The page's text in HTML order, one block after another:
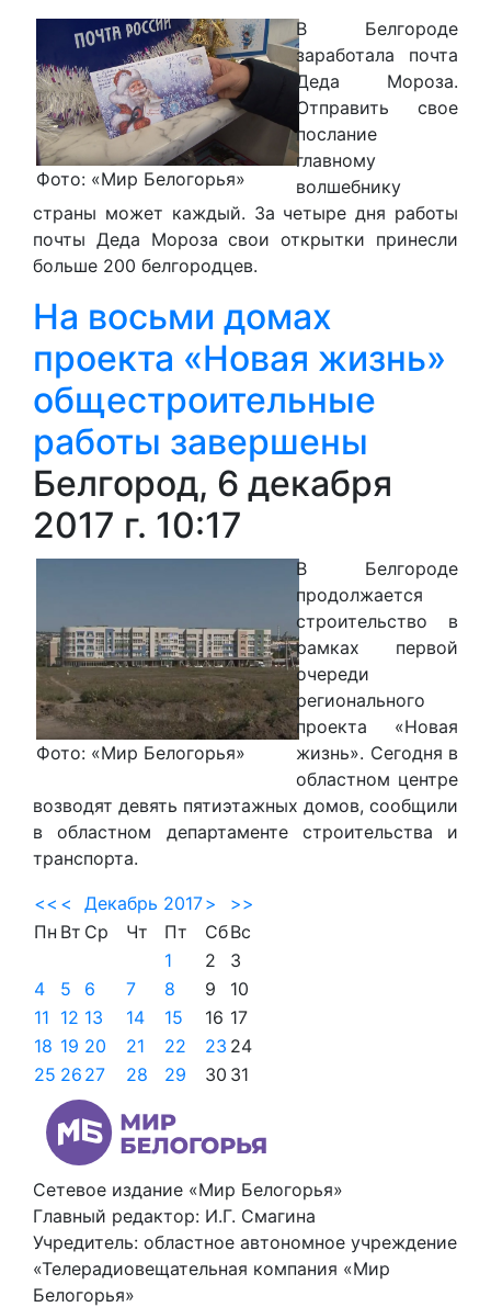
Фото: «Мир Белогорья»
В Белгороде
заработала почта
Деда Мороза.
Отправить свое
послание
главному
волшебнику
страны может каждый. За четыре дня работы
почты Деда Мороза свои открытки принесли
больше 200 белгородцев.
На восьми домах
проекта «Новая жизнь»
общестроительные
работы завершены
Белгород, 6 декабря
2017 г. 10:17
Фото: «Мир Белогорья»
В Белгороде
продолжается
строительство в
рамках первой
очереди
регионального
проекта «Новая
жизнь». Сегодня в
областном центре
возводят девять пятиэтажных домов, сообщили
в областном департаменте строительства и
транспорта.
<< < Декабрь 2017>
>>
Пн Вт Ср Чт Пт СбВс
1
2
3
4
5 6 7 8 9
10
11 12 13 14 15 16 17
18 19 20 21 22 23 24
25 26 27 28 29 30 31
Сетевое издание «Мир Белогорья»
Главный редактор: И.Г. Смагина
Учредитель: областное автономное учреждение
«Телерадиовещательная компания «Мир
Белогорья»